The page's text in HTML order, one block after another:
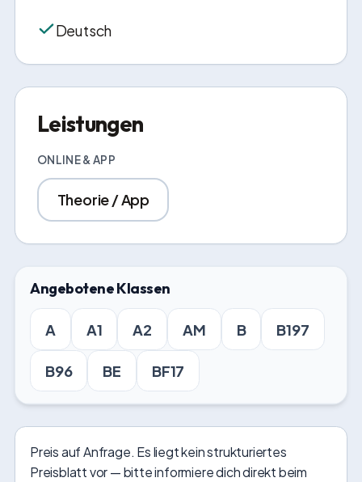
Deutsch
Leistungen
ONLINE & APP
Theorie / App
Angebotene Klassen
A A1 A2 AM B B197
B96 BE BF17
Preis auf Anfrage. Es liegt kein strukturiertes
Preisblatt vor — bitte informiere dich direkt beim